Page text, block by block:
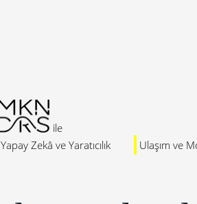
Yapay Zekâ ve Yaratıcılık Ulaşım ve